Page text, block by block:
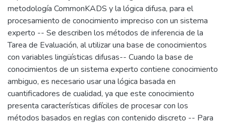
metodología CommonKADS y la lógica difusa, para el
procesamiento de conocimiento impreciso con un sistema
experto -- Se describen los métodos de inferencia de la
Tarea de Evaluación, al utilizar una base de conocimientos
con variables lingüísticas difusas-- Cuando la base de
conocimientos de un sistema experto contiene conocimiento
ambiguo, es necesario usar una lógica basada en
cuantificadores de cualidad, ya que este conocimiento
presenta características difíciles de procesar con los
métodos basados en reglas con contenido discreto -- Para